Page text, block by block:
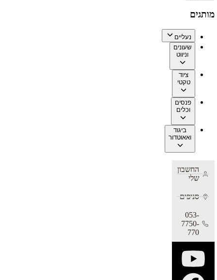
מותגים
נעליים
שעונים
וניווט
ציוד
טקטי
פנסים
וכלים
ביגוד
ואאוטדור
החשבון
שלי
סניפים
053-
7750-
770